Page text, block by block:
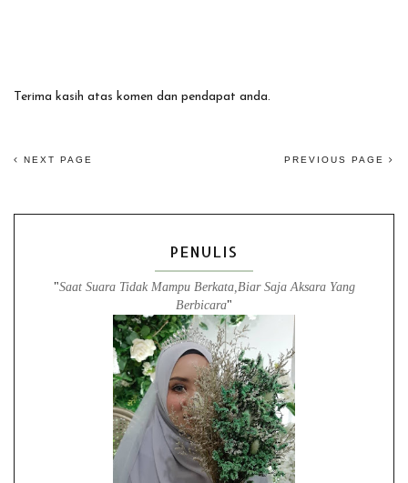
Terima kasih atas komen dan pendapat anda.
NEXT PAGE PREVIOUS PAGE
PENULIS
"Saat Suara Tidak Mampu Berkata,Biar Saja Aksara Yang
Berbicara"